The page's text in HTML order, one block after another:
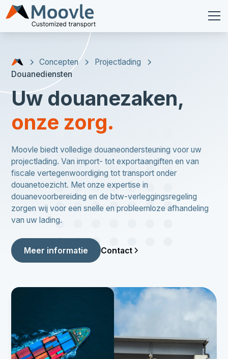
Concepten
Projectlading
Douanediensten
Uw douanezaken,
onze zorg.
Moovle biedt volledige douaneondersteuning voor uw
projectlading. Van import- tot exportaangiften en van
fiscale vertegenwoordiging tot transport onder
douanetoezicht. Met onze expertise in
douanevoorbereiding en de btw-verleggingsregeling
zorgen wij voor een snelle en probleemloze afhandeling
van uw lading.
Meer informatie Contact